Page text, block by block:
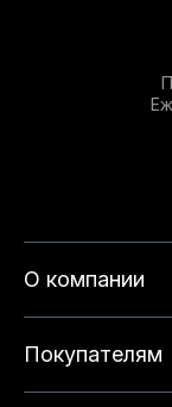
О компании
Покупателям